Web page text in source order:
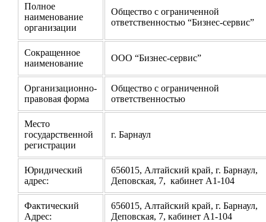
Полное
наименование
организации
Общество с ограниченной
ответственностью “Бизнес-сервис”
Сокращенное
наименование
ООО “Бизнес-сервис”
Организационно-
правовая форма
Общество с ограниченной
ответственностью
Место
государственной
регистрации
г. Барнаул
Юридический
адрес:
656015, Алтайский край, г. Барнаул,
Деповская, 7, кабинет А1-104
Фактический
Адрес:
656015, Алтайский край, г. Барнаул,
Деповская, 7, кабинет А1-104